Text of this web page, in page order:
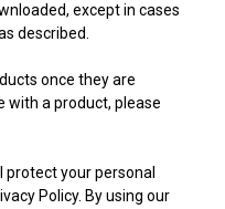
except in cases
described.
once they are
with a product, please
protect your personal
Policy. By using our